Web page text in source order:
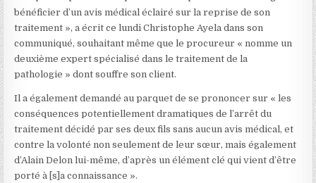
bénéficier d’un avis médical éclairé sur la reprise de son
traitement », a écrit ce lundi Christophe Ayela dans son
communiqué, souhaitant même que le procureur « nomme un
deuxième expert spécialisé dans le traitement de la
pathologie » dont souffre son client.
Il a également demandé au parquet de se prononcer sur « les
conséquences potentiellement dramatiques de l’arrêt du
traitement décidé par ses deux fils sans aucun avis médical, et
contre la volonté non seulement de leur sœur, mais également
d’Alain Delon lui-même, d’après un élément clé qui vient d’être
porté à [s]a connaissance ».